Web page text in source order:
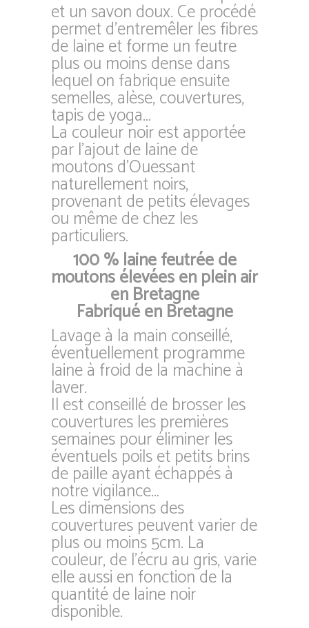
et un savon doux. Ce procédé
permet d’entremêler les fibres
de laine et forme un feutre
plus ou moins dense dans
lequel on fabrique ensuite
semelles, alèse, couvertures,
tapis de yoga…
La couleur noir est apportée
par l’ajout de laine de
moutons d’Ouessant
naturellement noirs,
provenant de petits élevages
ou même de chez les
particuliers.
100 % laine feutrée de
moutons élevées en plein air
en Bretagne
Fabriqué en Bretagne
Lavage à la main conseillé,
éventuellement programme
laine à froid de la machine à
laver.
Il est conseillé de brosser les
couvertures les premières
semaines pour éliminer les
éventuels poils et petits brins
de paille ayant échappés à
notre vigilance…
Les dimensions des
couvertures peuvent varier de
plus ou moins 5cm. La
couleur, de l’écru au gris, varie
elle aussi en fonction de la
quantité de laine noir
disponible.